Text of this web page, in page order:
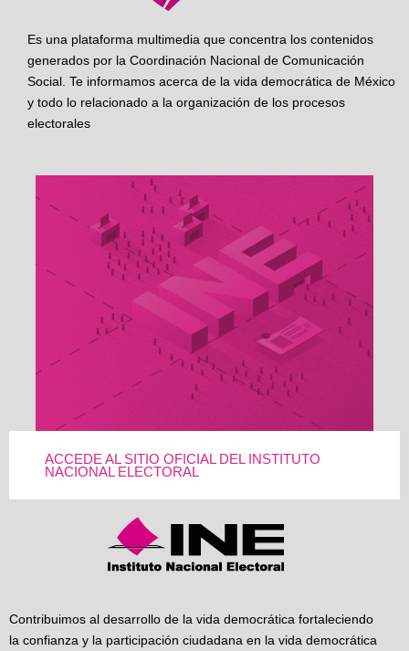
Es una plataforma multimedia que concentra los contenidos
generados por la Coordinación Nacional de Comunicación
Social. Te informamos acerca de la vida democrática de México
y todo lo relacionado a la organización de los procesos
electorales
ACCEDE AL SITIO OFICIAL DEL INSTITUTO
NACIONAL ELECTORAL
Contribuimos al desarrollo de la vida democrática fortaleciendo
la confianza y la participación ciudadana en la vida democrática